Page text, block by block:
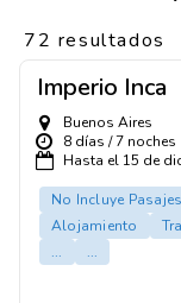
72 resultados
Imperio Inca
Buenos Aires
8 días / 7 noches
Hasta el 15 de
No Incluye
Alojamiento
...
...